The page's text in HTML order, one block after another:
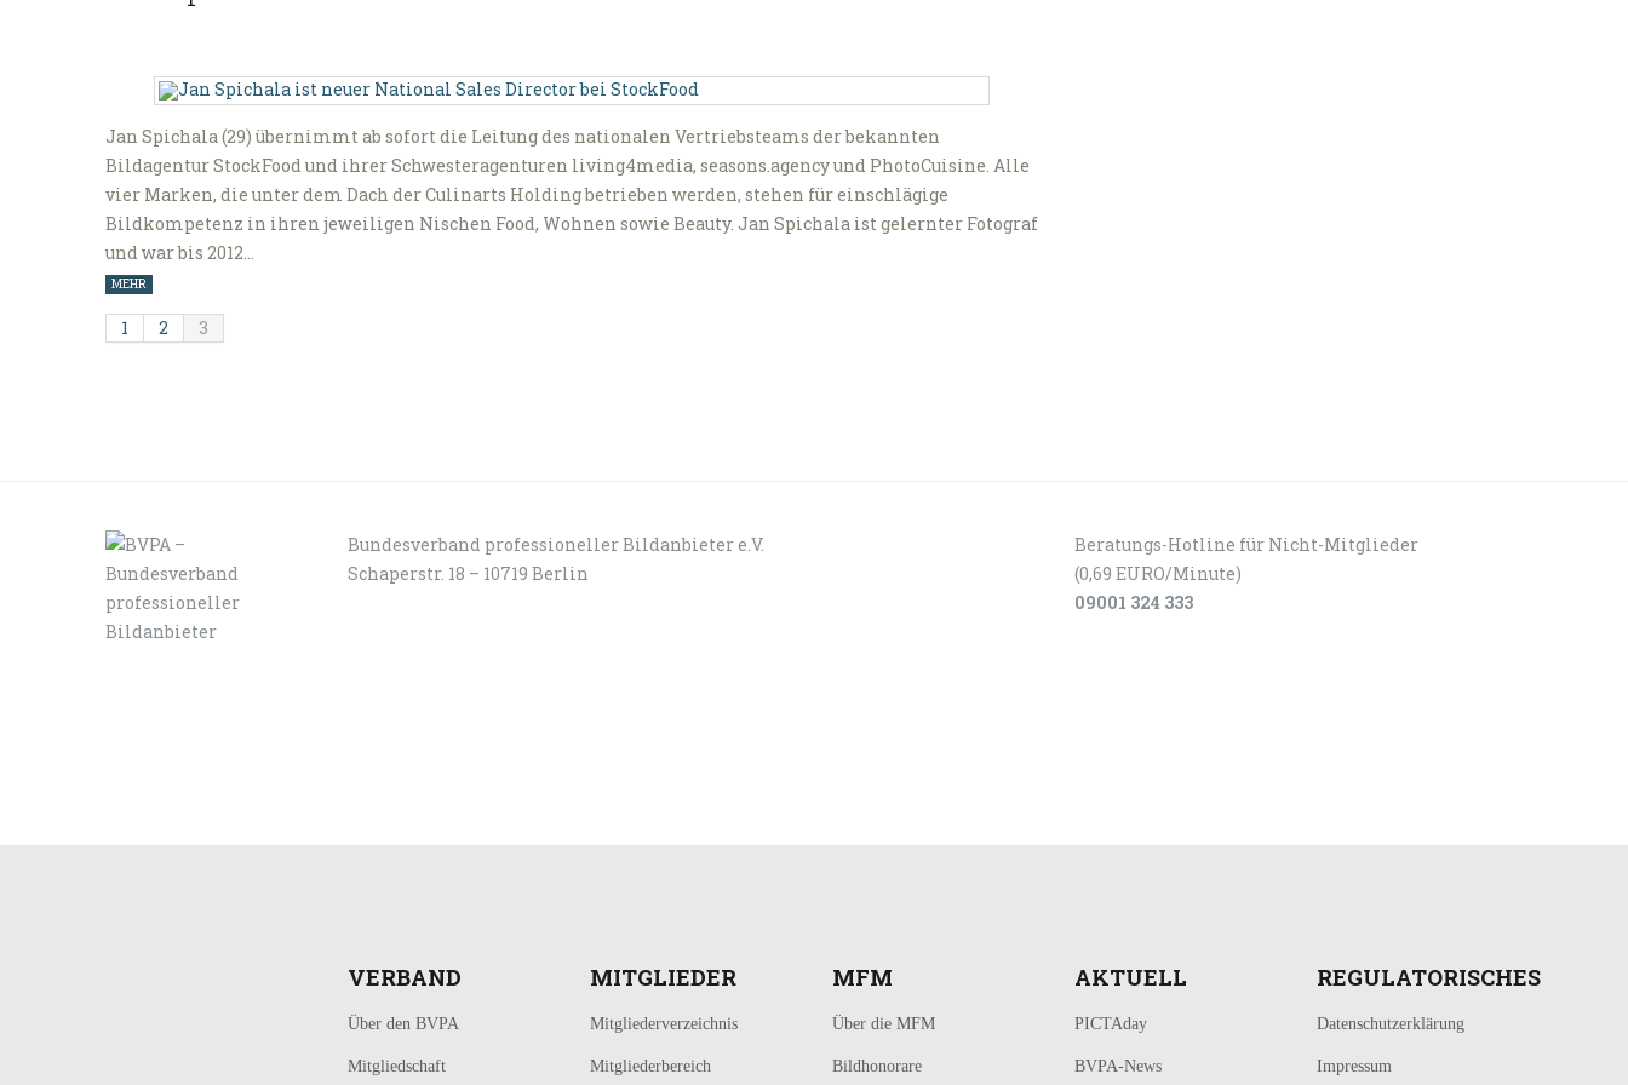
Jan Spichala (29) übernimmt ab sofort die Leitung des nationalen Vertriebsteams der bekannten
Bildagentur StockFood und ihrer Schwesteragenturen living4media, seasons.agency und PhotoCuisine. Alle
vier Marken, die unter dem Dach der Culinarts Holding betrieben werden, stehen für einschlägige
Bildkompetenz in ihren jeweiligen Nischen Food, Wohnen sowie Beauty. Jan Spichala ist gelernter Fotograf
und war bis 2012…
MEHR
1 2 3
Bundesverband professioneller Bildanbieter e.V.
Schaperstr. 18 – 10719 Berlin
Beratungs-Hotline für Nicht-Mitglieder
(0,69 EURO/Minute)
09001 324 333
VERBAND
Über den BVPA
Mitgliedschaft
MITGLIEDER
Mitgliederverzeichnis
Mitgliederbereich
MFM
Über die MFM
Bildhonorare
AKTUELL
PICTAday
BVPA-News
REGULATORISCHES
Datenschutzerklärung
Impressum